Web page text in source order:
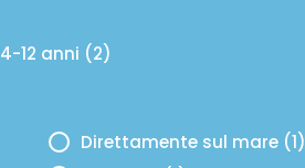
4-12 anni (2)
Direttamente sul mare (1)